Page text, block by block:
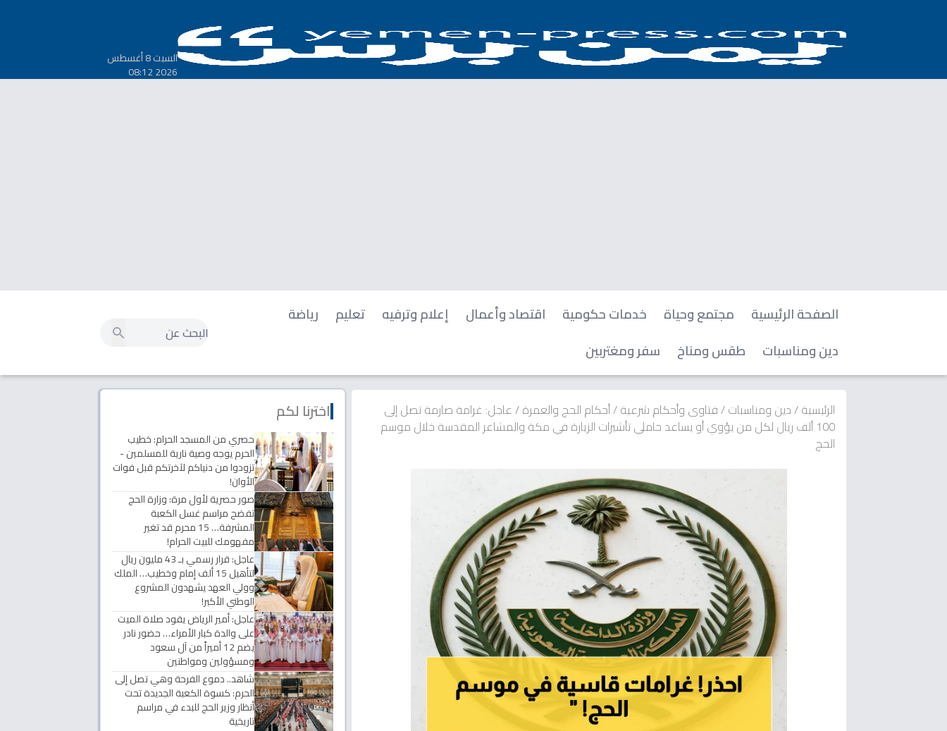
السبت 8 أغسطس
2026 08:12
الصفحة الرئيسية مجتمع وحياة خدمات حكومية اقتصاد وأعمال إعلام وترفيه تعليم
رياضة
دين ومناسبات
طقس ومناخ سفر ومغتربين
الرئيسية/دين ومناسبات/فتاوى وأحكام شرعية/أحكام الحج والعمرة/عاجل: غرامة صارمة تصل إلى
100 ألف ريال لكل من يؤوي أو يساعد حاملي تأشيرات الزيارة في مكة والمشاعر المقدسة خلال موسم
الحج
اخترنا لكم
حصري من المسجد الحرام: خطيب
الحرم يوجه وصية نارية للمسلمين -
تزودوا من دنياكم لآخرتكم قبل فوات
الأوان!
صور حصرية لأول مرة: وزارة الحج
تفضح مراسم غسل الكعبة
المشرفة… 15 محرم قد تغير
مفهومك للبيت الحرام!
عاجل: قرار رسمي بـ 43 مليون ريال
لتأهيل 15 ألف إمام وخطيب… الملك
وولي العهد يشهدون المشروع
الوطني الأكبر!
عاجل: أمير الرياض يقود صلاة الميت
على والدة كبار الأمراء… حضور نادر
يضم 12 أميراً من آل سعود
ومسؤولين ومواطنين
شاهد.. دموع الفرحة وهي تصل إلى
الحرم: كسوة الكعبة الجديدة تحت
أنظار وزير الحج للبدء في مراسم
تاريخية